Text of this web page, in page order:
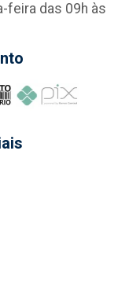
feira das 09h às